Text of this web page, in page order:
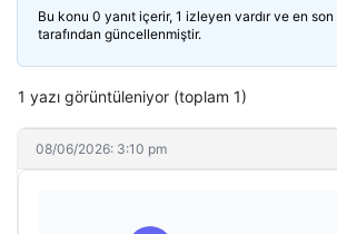
Bu konu 0 yanıt içerir, 1 izleyen vardır ve en son
tarafından güncellenmiştir.
1 yazı görüntüleniyor (toplam 1)
08/06/2026: 3:10 pm